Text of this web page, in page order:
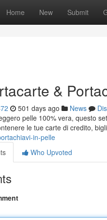
Home New Submit
&
501 days ago News
pelle 100% vera, questo
le tue carte di credito,
in-pelle
Who Upvoted